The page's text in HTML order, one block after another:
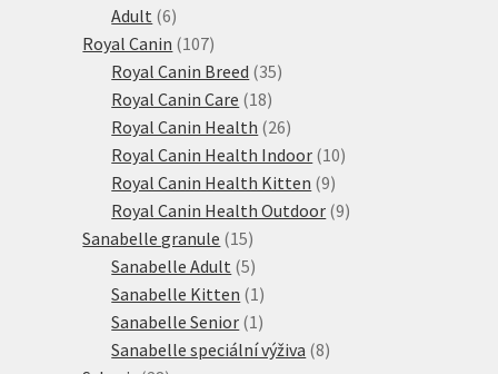
Adult 66
produktů
Royal Canin 107107
produktů
Royal Canin Breed 3535
Royal Canin Care 1818
produktů
Royal Canin Health 2626
produktů
Royal Canin Health Indoor 1010
Royal Canin Health Kitten 99
produktů
Royal Canin Health Outdoor 99
Sanabelle granule 1515
produktů
Sanabelle Adult 55
produktů
Sanabelle Kitten 1 1
produkt
Sanabelle Senior 1 1
produkt
Sanabelle speciální výživa 88